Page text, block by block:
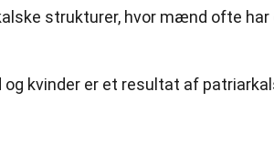
strukturer, hvor mænd ofte har
kvinder er et resultat af